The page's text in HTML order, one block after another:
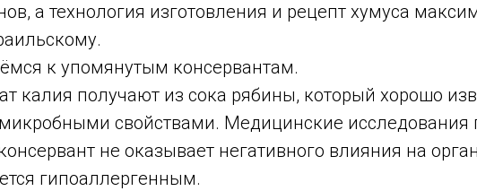
а технология изготовления и рецепт хумуса
к упомянутым консервантам.
калия получают из сока рябины, который хорошо
свойствами. Медицинские исследования
не оказывает негативного влияния на
гипоаллергенным.